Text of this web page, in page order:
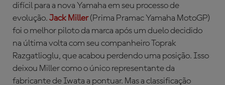
difícil para a nova Yamaha em seu processo de
evolução. Jack Miller(Prima Pramac Yamaha MotoGP)
foi o melhor piloto da marca após um duelo decidido
na última volta com seu companheiro Toprak
Razgatlioglu, que acabou perdendo uma posição. Isso
deixou Miller como o único representante da
fabricante de Iwata a pontuar. Mas a classificação